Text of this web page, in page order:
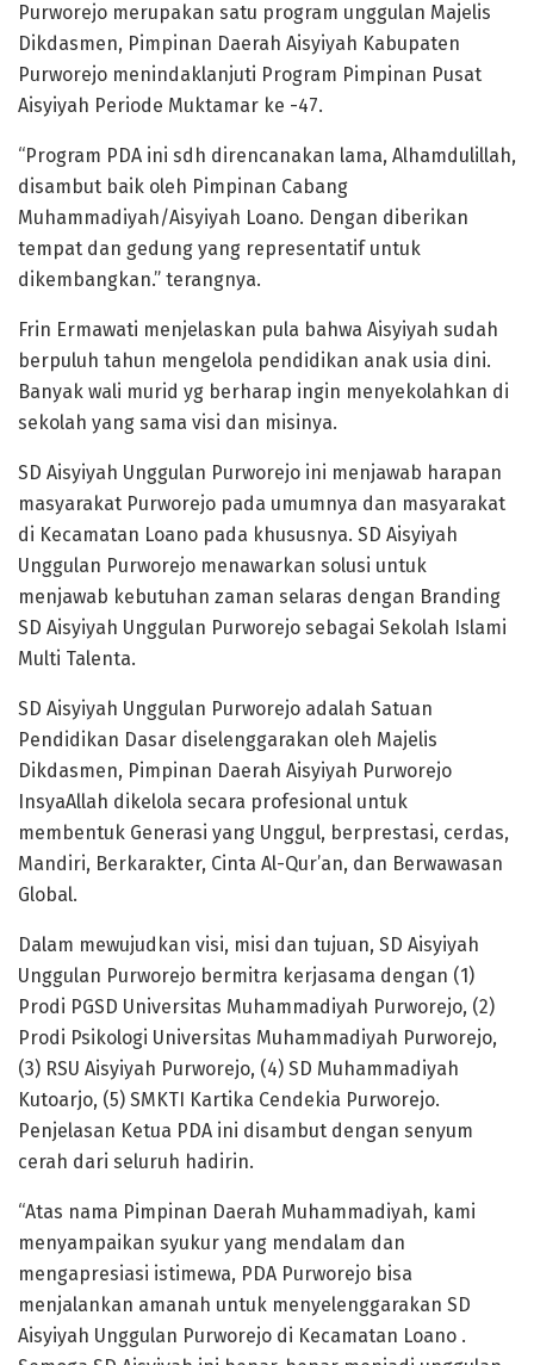
Purworejo merupakan satu program unggulan Majelis
Dikdasmen, Pimpinan Daerah Aisyiyah Kabupaten
Purworejo menindaklanjuti Program Pimpinan Pusat
Aisyiyah Periode Muktamar ke -47.
“Program PDA ini sdh direncanakan lama, Alhamdulillah,
disambut baik oleh Pimpinan Cabang
Muhammadiyah/Aisyiyah Loano. Dengan diberikan
tempat dan gedung yang representatif untuk
dikembangkan.” terangnya.
Frin Ermawati menjelaskan pula bahwa Aisyiyah sudah
berpuluh tahun mengelola pendidikan anak usia dini.
Banyak wali murid yg berharap ingin menyekolahkan di
sekolah yang sama visi dan misinya.
SD Aisyiyah Unggulan Purworejo ini menjawab harapan
masyarakat Purworejo pada umumnya dan masyarakat
di Kecamatan Loano pada khususnya. SD Aisyiyah
Unggulan Purworejo menawarkan solusi untuk
menjawab kebutuhan zaman selaras dengan Branding
SD Aisyiyah Unggulan Purworejo sebagai Sekolah Islami
Multi Talenta.
SD Aisyiyah Unggulan Purworejo adalah Satuan
Pendidikan Dasar diselenggarakan oleh Majelis
Dikdasmen, Pimpinan Daerah Aisyiyah Purworejo
InsyaAllah dikelola secara profesional untuk
membentuk Generasi yang Unggul, berprestasi, cerdas,
Mandiri, Berkarakter, Cinta Al-Qur’an, dan Berwawasan
Global.
Dalam mewujudkan visi, misi dan tujuan, SD Aisyiyah
Unggulan Purworejo bermitra kerjasama dengan (1)
Prodi PGSD Universitas Muhammadiyah Purworejo, (2)
Prodi Psikologi Universitas Muhammadiyah Purworejo,
(3) RSU Aisyiyah Purworejo, (4) SD Muhammadiyah
Kutoarjo, (5) SMKTI Kartika Cendekia Purworejo.
Penjelasan Ketua PDA ini disambut dengan senyum
cerah dari seluruh hadirin.
“Atas nama Pimpinan Daerah Muhammadiyah, kami
menyampaikan syukur yang mendalam dan
mengapresiasi istimewa, PDA Purworejo bisa
menjalankan amanah untuk menyelenggarakan SD
Aisyiyah Unggulan Purworejo di Kecamatan Loano .